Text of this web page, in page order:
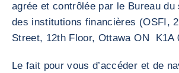
agrée et contrôlée par le Bureau du
des institutions financières (OSFI,
Street, 12th Floor, Ottawa ON K1A
Le fait pour vous d’accéder et de